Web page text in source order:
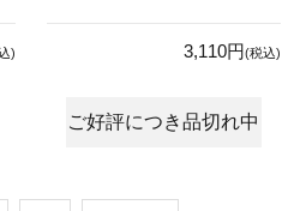
) 3,110円(税込)
ご好評につき品切れ中